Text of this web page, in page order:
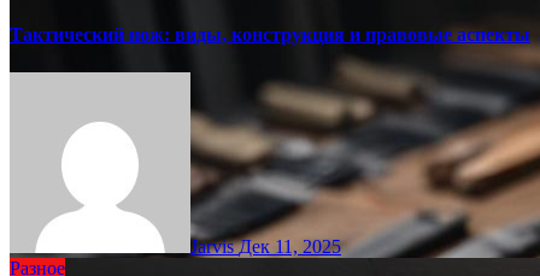
Тактический нож: виды, конструкция и правовые аспекты
JarvisДек 11, 2025
Разное